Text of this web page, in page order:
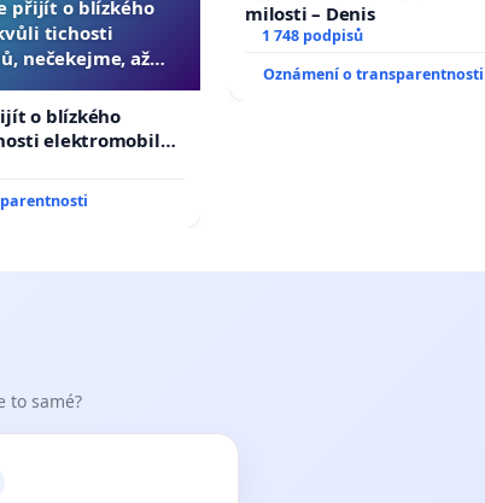
přijít o blízkého
tichosti
nečekejme, až
o blízkého
elektromobilů,
další,
milosti – Denis
1 748 podpisů
Oznámení o transparentnosti
to samé?